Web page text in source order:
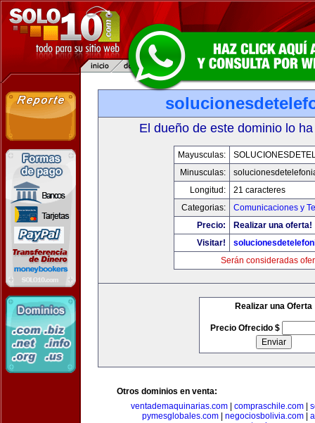
El dueño de este dominio lo
Mayusculas:
Minusculas:
Longitud:
21 caracteres
Categorias:
Comunicaciones y
Precio:
Realizar una oferta!
Visitar!
Serán consideradas
Realizar una Oferta
Precio Ofrecido $
Otros dominios en venta:
ventademaquinarias.com| compraschile.com|
pymesglobales.com| negociosbolivia.com|